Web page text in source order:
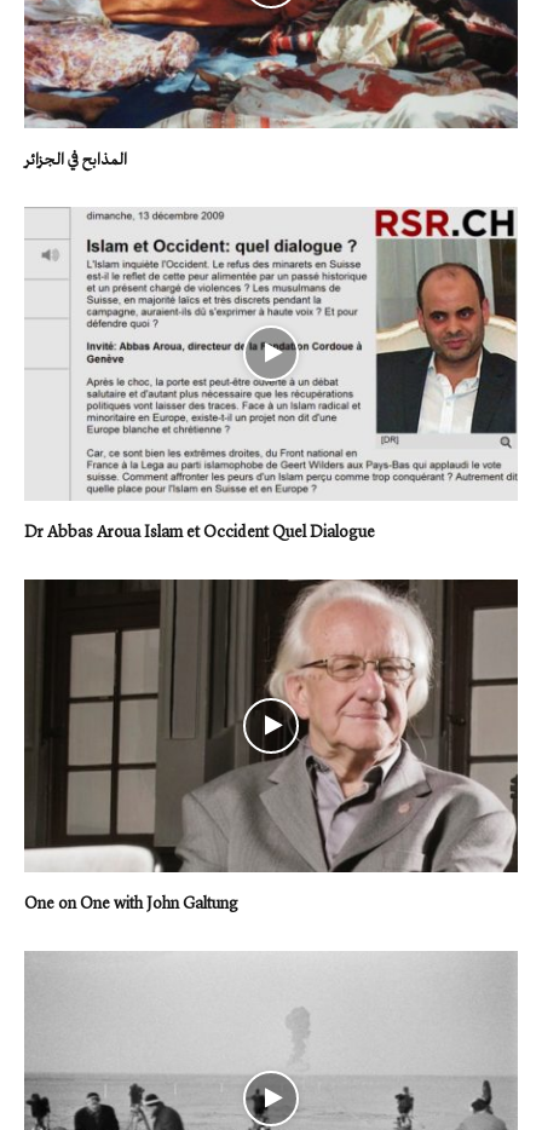
المذابح في الجزائر
Dr Abbas Aroua Islam et Occident Quel Dialogue
One on One with John Galtung